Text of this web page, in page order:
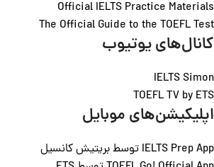
Official IELTS Practice Materials
The Official Guide to the TOEFL Test
کانال‌های یوتیوب
IELTS Simon
TOEFL TV by ETS
اپلیکیشن‌های موبایل
IELTS Prep App توسط بریتیش کانسیل